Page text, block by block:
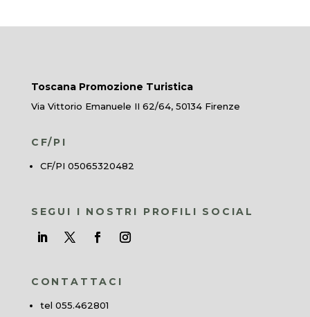
Toscana Promozione Turistica
Via Vittorio Emanuele II 62/64, 50134 Firenze
CF/PI
CF/PI 05065320482
SEGUI I NOSTRI PROFILI SOCIAL
CONTATTACI
tel 055.462801